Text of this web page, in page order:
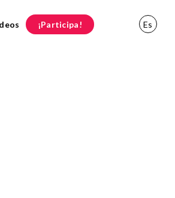
¡Participa! Es